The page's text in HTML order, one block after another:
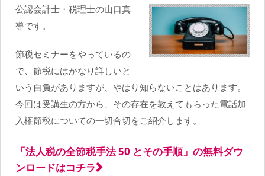
公認会計士・税理士の山口真
導です。
節税セミナーをやっているの
で、節税にはかなり詳しいと
いう自負がありますが、やはり知らないことはあります。
今回は受講生の方から、その存在を教えてもらった電話加
入権節税についての一切合切をご紹介します。
「法人税の全節税手法 50 とその手順」の無料ダウ
ンロードはコチラ